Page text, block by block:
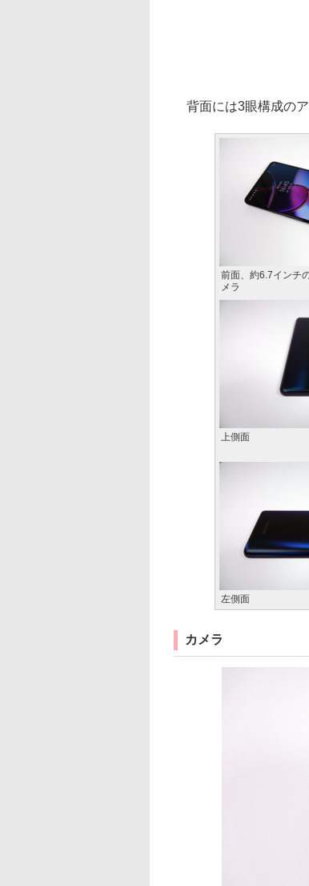
背面には3眼構成のア
前面、約6.7インチ
メラ
上側面
左側面
カメラ